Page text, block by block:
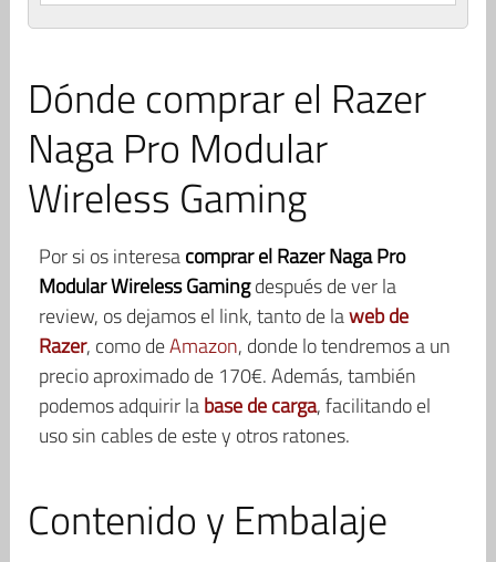
Dónde comprar el Razer
Naga Pro Modular
Wireless Gaming
Por si os interesacomprar el Razer Naga Pro
Modular Wireless Gamingdespués de ver la
review, os dejamos el link, tanto de laweb de
Razer, como deAmazon, donde lo tendremos a un
precio aproximado de 170€. Además, también
podemos adquirir labase de carga, facilitando el
uso sin cables de este y otros ratones.
Contenido y Embalaje